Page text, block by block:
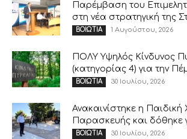
Παρέμβαση του
στη νέα στρατηγική της
ΒΟΙΩΤΙΑ 1 Αυγούστου, 2026
ΠΟΛΥ Υψηλός Κίνδυνος
(κατηγορίας 4) για την
ΒΟΙΩΤΙΑ 30 Ιουλίου, 2026
Ανακαινίστηκε η
Παρασκευής και δόθηκε
ΒΟΙΩΤΙΑ 30 Ιουλίου, 2026